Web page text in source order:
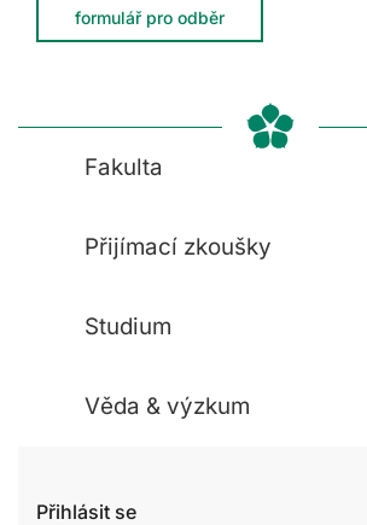
formulář pro odběr
Fakulta
Přijímací zkoušky
Studium
Věda & výzkum
Přihlásit se